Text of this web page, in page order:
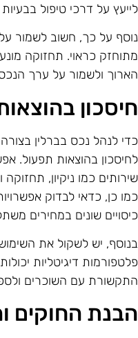
על דרכי טיפול
על כך, חשוב לשמור
כראוי. תחזוקה
ולשמור על ערך
לנהל נכס בברלין
בהוצאות תפעול.
כמו ניקיון, תחזוקה
כן, כדאי לבדוק
שונים במחירים
יש לשקול את השימוש
דיגיטליות
עם השוכרים
החוקים